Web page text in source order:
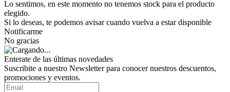
Lo sentimos, en este momento no tenemos stock para el producto
elegido.
Si lo deseas, te podemos avisar cuando vuelva a estar disponible
Notificarme
No gracias
Enterate de las últimas novedades
Suscribite a nuestro Newsletter para conocer nuestros descuentos,
promociones y eventos.